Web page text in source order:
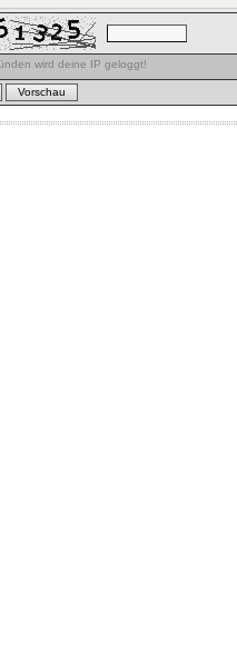
wird deine IP geloggt!